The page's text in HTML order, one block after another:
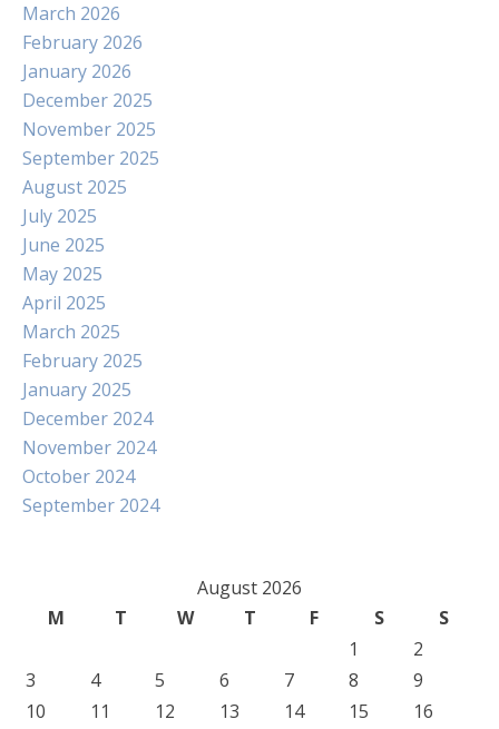
March 2026
February 2026
January 2026
December 2025
November 2025
September 2025
August 2025
July 2025
June 2025
May 2025
April 2025
March 2025
February 2025
January 2025
December 2024
November 2024
October 2024
September 2024
August 2026
M
T W T F S
S
1
2
3
4 5 6 7 8
9
10
11 12 13 14 15
16